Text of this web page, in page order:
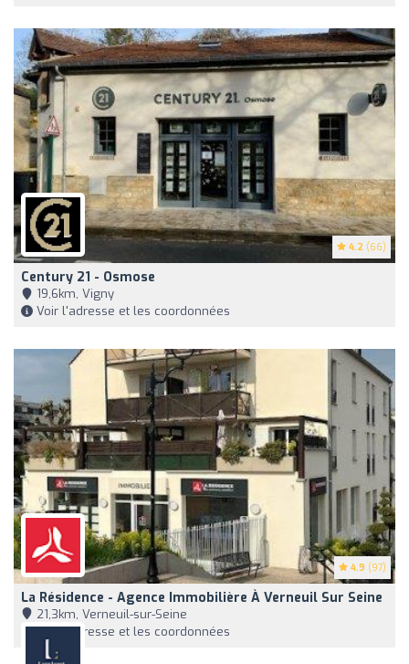
4.2 (66)
Century 21 - Osmose
19,6km, Vigny
Voir l'adresse et les coordonnées
4.9 (97)
La Résidence - Agence Immobilière À Verneuil Sur Seine
21,3km, Verneuil-sur-Seine
Voir l'adresse et les coordonnées